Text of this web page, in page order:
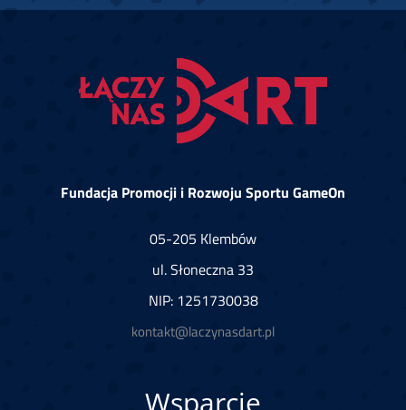
Fundacja Promocji i Rozwoju Sportu GameOn
05-205 Klembów
ul. Słoneczna 33
NIP: 1251730038
kontakt@laczynasdart.pl